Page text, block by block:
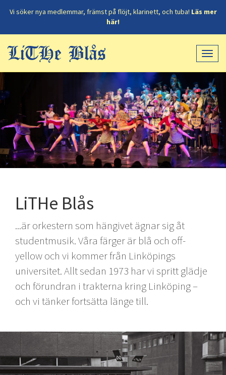
Vi söker nya medlemmar, främst på flöjt, klarinett, och tuba! Läs mer
här!
LiTHe Blås
...är orkestern som hängivet ägnar sig åt
studentmusik. Våra färger är blå och off-
yellow och vi kommer från Linköpings
universitet. Allt sedan 1973 har vi spritt glädje
och förundran i trakterna kring Linköping –
och vi tänker fortsätta länge till.